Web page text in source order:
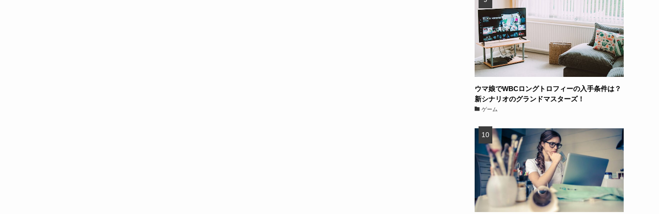
ウマ娘でWBCロングトロフィーの入手条件は？
新シナリオのグランドマスターズ！
ゲーム